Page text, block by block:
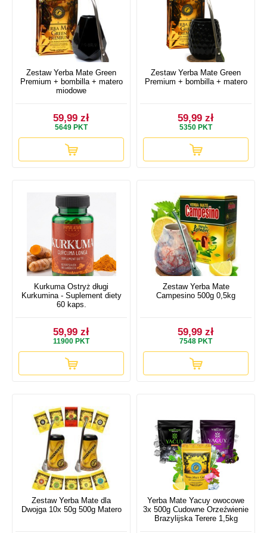
Zestaw Yerba Mate Green
Premium + bombilla + matero
miodowe
59,99 zł
5649 PKT
Zestaw Yerba Mate Green
Premium + bombilla + matero
59,99 zł
5350 PKT
Kurkuma Ostryż długi
Kurkumina - Suplement diety
60 kaps.
59,99 zł
11900 PKT
Zestaw Yerba Mate
Campesino 500g 0,5kg
59,99 zł
7548 PKT
Zestaw Yerba Mate dla
Dwojga 10x 50g 500g Matero
Yerba Mate Yacuy owocowe
3x 500g Cudowne Orzeźwienie
Brazylijska Terere 1,5kg